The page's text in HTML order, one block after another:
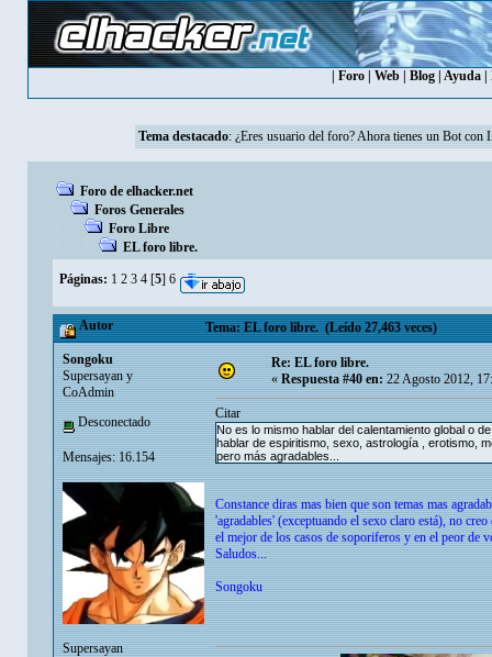
Foro| Web| Blog| Ayuda|
Tema destacado: ¿Eres usuario del foro? Ahora tienes un Bot con
Foro de elhacker.net
Foros Generales
Foro Libre
EL foro libre.
Páginas: 1 2 3 4 [5] 6
Autor Tema: EL foro libre. (Leído 27,463 veces)
Songoku
Supersayan y
CoAdmin
Desconectado
Mensajes: 16.154
Supersayan
Re: EL foro libre.
«Respuesta #40 en:22 Agosto 2012,
Citar
No es lo mismo hablar del calentamiento global o
hablar de espiritismo, sexo, astrología , erotismo,
pero más agradables...
Constance diras mas bien que son temas mas
'agradables' (exceptuando el sexo claro está), no
el mejor de los casos de soporiferos y en el peor de
Saludos...
Songoku